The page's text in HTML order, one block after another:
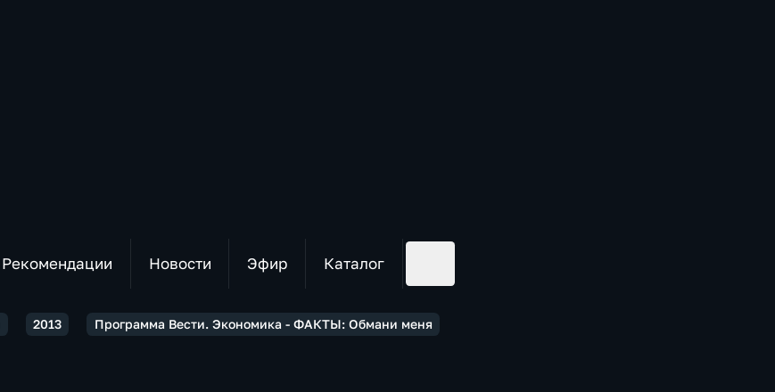
Рекомендации Новости Эфир Каталог
2013 Программа Вести. Экономика - ФАКТЫ: Обмани меня